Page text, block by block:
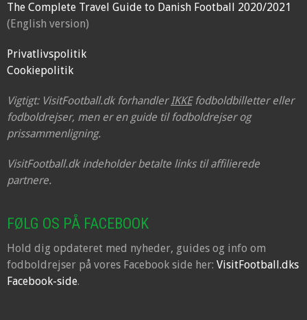
The Complete Travel Guide to Danish Football 2020/2021
(English version)
Privatlivspolitik
Cookiepolitik
Vigtigt: VisitFootball.dk forhandlerIKKEfodboldbilletter eller
fodboldrejser, men er en guide til fodboldrejser og
prissammenligning.
VisitFootball.dk indeholder betalte links til affilierede
partnere.
FØLG OS PÅ FACEBOOK
Hold dig opdateret med nyheder, guides og info om
fodboldrejser på vores Facebook side her: VisitFootball.dks
Facebook-side.